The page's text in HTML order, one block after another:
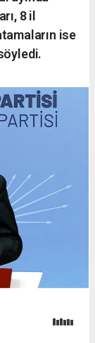
8 il
ise